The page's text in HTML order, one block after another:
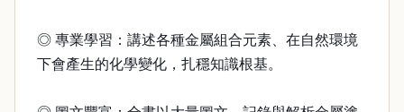
◎ 專業學習：講述各種金屬組合元素、在自然環境
下會產生的化學變化，扎穩知識根基。